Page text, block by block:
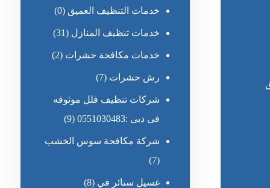
خدمات التنظيف العميق (0)
خدمات تنظيف المنازل (31)
خدمات مكافحة حشرات (2)
رش حشرات (7)
شركات تنظيف فلل موثوقه
فى دبى :0551030483
(9)
شركة مكافحة سوس الخشب
(7)
غسيل ستائر في (8)